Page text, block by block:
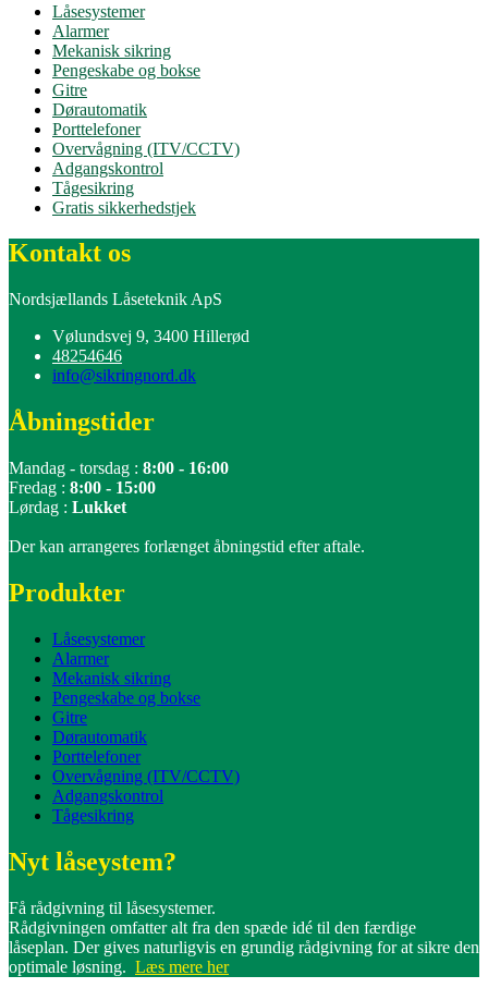
Låsesystemer
Alarmer
Mekanisk sikring
Pengeskabe og bokse
Gitre
Dørautomatik
Porttelefoner
Overvågning (ITV/CCTV)
Adgangskontrol
Tågesikring
Gratis sikkerhedstjek
Kontakt os
Nordsjællands Låseteknik ApS
Vølundsvej 9, 3400 Hillerød
48254646
info@sikringnord.dk
Åbningstider
Mandag - torsdag : 8:00 - 16:00
Fredag : 8:00 - 15:00
Lørdag : Lukket
Der kan arrangeres forlænget åbningstid efter aftale.
Produkter
Låsesystemer
Alarmer
Mekanisk sikring
Pengeskabe og bokse
Gitre
Dørautomatik
Porttelefoner
Overvågning (ITV/CCTV)
Adgangskontrol
Tågesikring
Nyt låseystem?
Få rådgivning til låsesystemer.
Rådgivningen omfatter alt fra den spæde idé til den færdige
låseplan. Der gives naturligvis en grundig rådgivning for at sikre den
optimale løsning. Læs mere her